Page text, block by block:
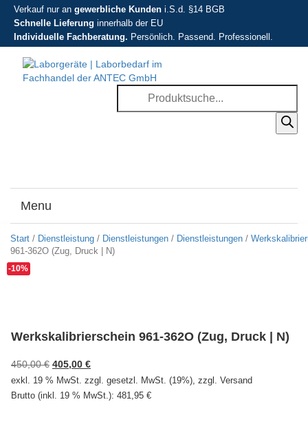
Verkauf nur an gewerbliche Kunden i.S.d. §14 BGB
Schnelle Lieferung innerhalb der EU
Individuelle Fachberatung. Persönlich. Passend. Professionell.
Menu
Start / Dienstleistung / Dienstleistungen / Dienstleistungen /
961-362O (Zug, Druck | N)
-10%
Werkskalibrierschein 961-362O (Zug, Druck | N)
450,00€ Ursprünglicher
Preis
war:
405,00 €Aktueller
Preis
ist:
exkl. 19 % MwSt. zzgl. gesetzl. MwSt. (19%), zzgl. Versand
Brutto (inkl. 19 % MwSt.): 481,95 €